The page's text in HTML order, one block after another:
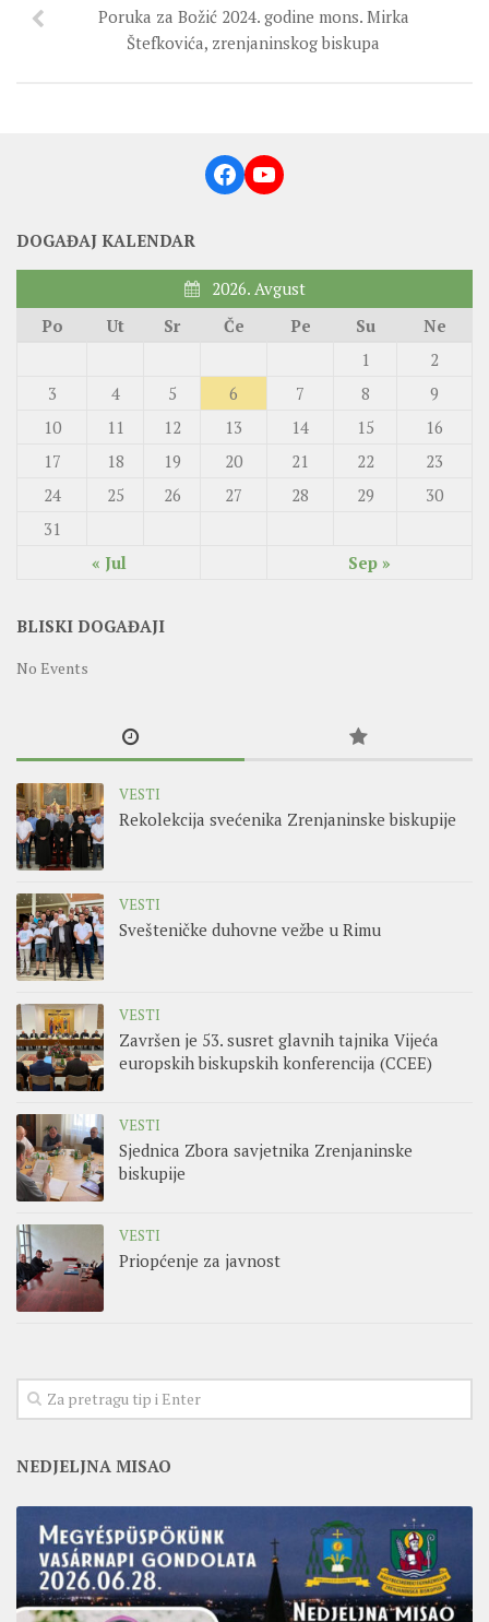
Poruka za Božić 2024. godine mons. Mirka
Štefkovića, zrenjaninskog biskupa
Facebook
YouTube
DOGAĐAJ KALENDAR
2026. Avgust
Po
Ut Sr Če Pe Su Ne
« Jul Sep »
1
2
3
4 5 6 7 8
9
10
11 12 13 14 15
16
17
18 19 20 21 22
23
24
25 26 27 28 29
30
31
BLISKI DOGAĐAJI
No Events
VESTI
Rekolekcija svećenika Zrenjaninske biskupije
VESTI
Svešteničke duhovne vežbe u Rimu
VESTI
Završen je 53. susret glavnih tajnika Vijeća
europskih biskupskih konferencija (CCEE)
VESTI
Sjednica Zbora savjetnika Zrenjaninske
biskupije
VESTI
Priopćenje za javnost
NEDJELJNA MISAO